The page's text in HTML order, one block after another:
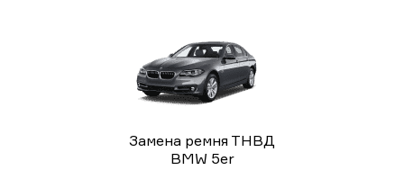
Замена ремня ТНВД
BMW 5er